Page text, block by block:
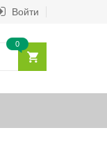
Войти
0